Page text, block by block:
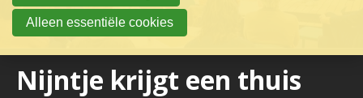
Nijntje krijgt een thuis
Over UCK
Alleen essentiële cookies